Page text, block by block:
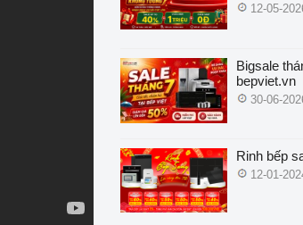
12-05-
Bigsale
bepviet.vn
30-06-
Rinh bếp
12-01-